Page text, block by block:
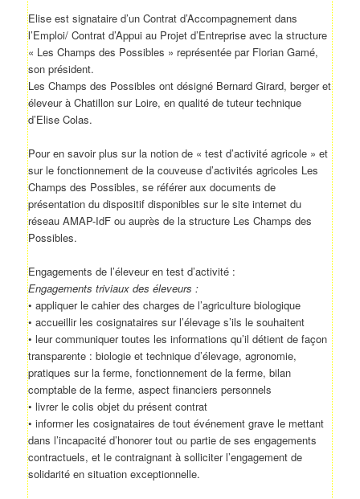
Elise est signataire d’un Contrat d’Accompagnement dans
l’Emploi/ Contrat d’Appui au Projet d’Entreprise avec la structure
« Les Champs des Possibles » représentée par Florian Gamé,
son président.
Les Champs des Possibles ont désigné Bernard Girard, berger et
éleveur à Chatillon sur Loire, en qualité de tuteur technique
d’Elise Colas.
Pour en savoir plus sur la notion de « test d’activité agricole » et
sur le fonctionnement de la couveuse d’activités agricoles Les
Champs des Possibles, se référer aux documents de
présentation du dispositif disponibles sur le site internet du
réseau AMAP-IdF ou auprès de la structure Les Champs des
Possibles.
Engagements de l’éleveur en test d’activité :
Engagements triviaux des éleveurs :
• appliquer le cahier des charges de l’agriculture biologique
• accueillir les cosignataires sur l’élevage s’ils le souhaitent
• leur communiquer toutes les informations qu’il détient de façon
transparente : biologie et technique d’élevage, agronomie,
pratiques sur la ferme, fonctionnement de la ferme, bilan
comptable de la ferme, aspect financiers personnels
• livrer le colis objet du présent contrat
• informer les cosignataires de tout événement grave le mettant
dans l’incapacité d’honorer tout ou partie de ses engagements
contractuels, et le contraignant à solliciter l’engagement de
solidarité en situation exceptionnelle.